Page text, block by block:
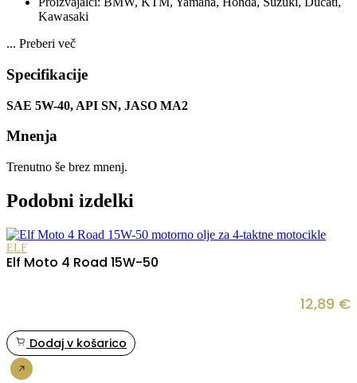
Kawasaki
... Preberi več
Specifikacije
SAE 5W-40, API SN, JASO MA2
Mnenja
Trenutno še brez mnenj.
Podobni izdelki
ELF
Elf Moto 4 Road 15W-50
12,89 €
Dodaj v košarico